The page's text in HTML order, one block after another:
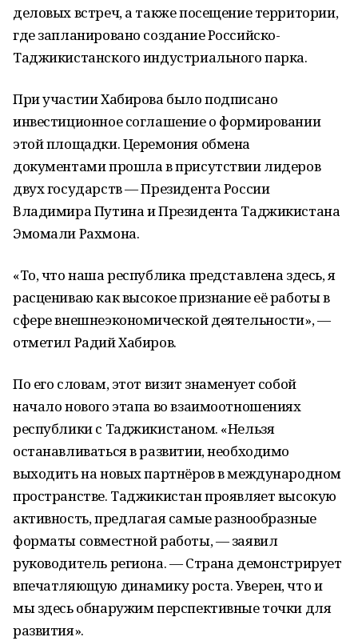
деловых встреч, а также посещение территории,
где запланировано создание Российско-
Таджикистанского индустриального парка.
При участии Хабирова было подписано
инвестиционное соглашение о формировании
этой площадки. Церемония обмена
документами прошла в присутствии лидеров
двух государств — Президента России
Владимира Путина и Президента Таджикистана
Эмомали Рахмона.
«То, что наша республика представлена здесь, я
расцениваю как высокое признание её работы в
сфере внешнеэкономической деятельности», —
отметил Радий Хабиров.
По его словам, этот визит знаменует собой
начало нового этапа во взаимоотношениях
республики с Таджикистаном. «Нельзя
останавливаться в развитии, необходимо
выходить на новых партнёров в международном
пространстве. Таджикистан проявляет высокую
активность, предлагая самые разнообразные
форматы совместной работы, — заявил
руководитель региона. — Страна демонстрирует
впечатляющую динамику роста. Уверен, что и
мы здесь обнаружим перспективные точки для
развития».